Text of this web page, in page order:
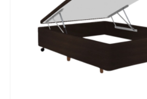
Assistência Técnica